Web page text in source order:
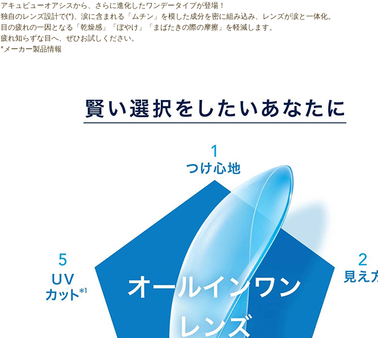
アキュビューオアシスから、さらに進化したワンデータイプが登場！
独自のレンズ設計で(*)、涙に含まれる「ムチン」を模した成分を密に組み込み、レンズが涙と一体化。
目の疲れの一因となる「乾燥感」「ぼやけ」「まばたきの際の摩擦」を軽減します。
疲れ知らずな目へ、ぜひお試しください。
*メーカー製品情報